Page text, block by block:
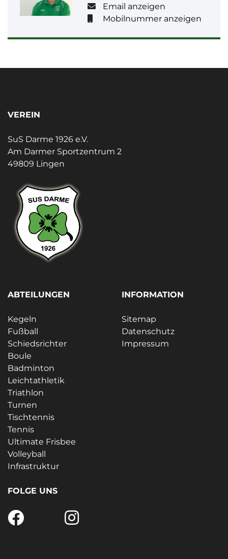
Email anzeigen
Mobilnummer anzeigen
VEREIN
SuS Darme 1926 e.V.
Am Darmer Sportzentrum 2
49809 Lingen
ABTEILUNGEN
Kegeln
Fußball
Schiedsrichter
Boule
Badminton
Leichtathletik
Triathlon
Turnen
Tischtennis
Tennis
Ultimate Frisbee
Volleyball
Infrastruktur
INFORMATION
Sitemap
Datenschutz
Impressum
FOLGE UNS